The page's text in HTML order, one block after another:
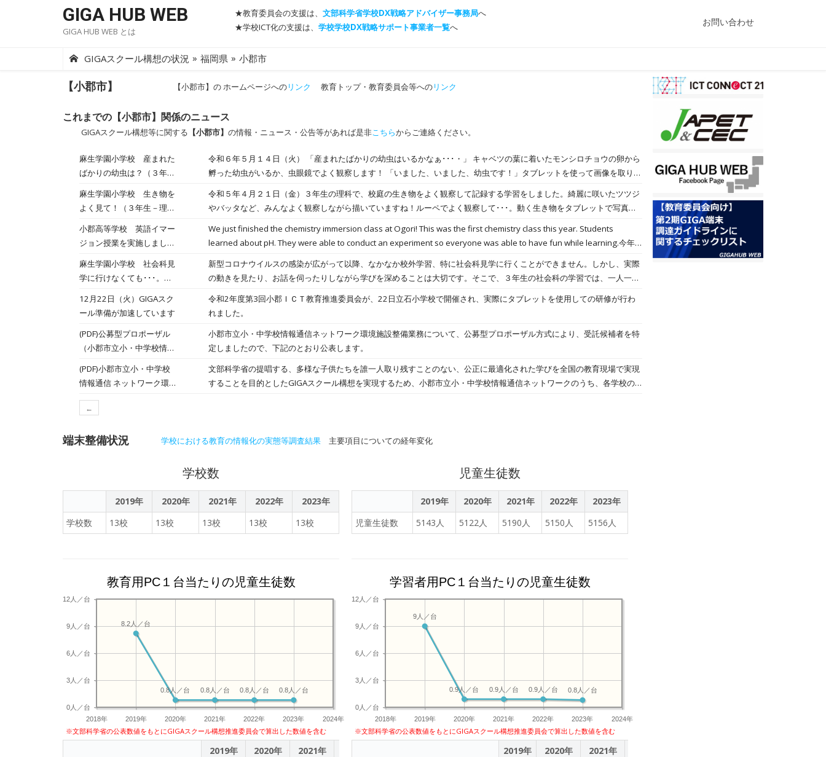
GIGA HUB WEB
GIGA HUB WEB とは
★教育委員会の支援は、 文部科学省学校DX戦略アドバイザー事務局へ
★学校ICT化の支援は、 学校学校DX戦略サポート事業者一覧へ お問い合わせ
GIGAスクール構想の状況 » 福岡県 » 小郡市
【小郡市】 【小郡市】の ホームページへのリンク 教育トップ・教育委員会等へのリンク
これまでの【小郡市】関係のニュース
GIGAスクール構想等に関する 【小郡市】 の情報・ニュース・公告等があれば是非こちらからご連絡ください。
麻生学園小学校 産まれた
ばかりの幼虫は？（３年生
令和６年５月１４日（火） 「産まれたばかりの幼虫はいるかなぁ･･･・」 キャベツの葉に着いたモンシロチョウの卵から
孵った幼虫がいるか、虫眼鏡でよく観察します！ 「いました、いました、幼虫です！」タブレットを使って画像を取り込
ね。これからも観察頑張ってくださいね！
麻生学園小学校 生き物を
よく見て！（３年生－理
令和５年４月２１日（金）３年生の理科で、校庭の生き物をよく観察して記録する学習をしました。綺麗に咲いたツツジ
やバッタなど、みんなよく観察しながら描いていますね！ルーペでよく観察して･･･。動く生き物をタブレットで写真を
小郡高等学校 英語イマー
ジョン授業を実施しました
chemistry class of
We just finished the chemistry immersion class at Ogori! This was the first chemistry class this year. Students
learned about pH. They were able to conduct an experiment so everyone was able to have fun while learning.今年
がら勉強することが出来ました！First, students talked about acids, neutrals, and bases and the graph that
categorizes chemical solutions. Then, using pH paper and tweezers, students checked the pH of all chemical
solutions on the table. There were 13 different solutions all together. 最初に、生徒は酸、中性、塩基、および化学溶
液を分類するグラフについて話しました。 次に、テーブルにあるすべての薬液の pH を、pH 紙とピンセットを使用して
確認しました。 全部で 13 種類も調べましたよ！After recording their findings on their worksheets, students tried to
remember the chemical formulas of each of the chemical solutions. After talking about the hydrogen ions and OH
ions and how the number of each can affect each solution, students checked the pH of different items we can see in
our daily lives.実験の結果分かったことをワークシートに記録した後、生徒たちはそれぞれの化学溶液の化学式を覚えま
した。 水素イオンと水酸化物イオンの数がそれぞれの溶液にどのように影響するかについて話し合い、日常生活で目にす
麻生学園小学校 社会科見
学に行けなくても･･･。
2022/10/7
新型コロナウイルスの感染が広がって以降、なかなか校外学習、特に社会科見学に行くことができません。しかし、実際
の動きを見たり、お話を伺ったりしながら学びを深めることは大切です。そこで、３年生の社会科の学習では、一人一人
ドで動画を静止したり繰り返してみたりしながら確かめることができていたようです。 個に応じたしっかりとした学び
ができていました。
12月22日（火）GIGAスク
ール準備が加速しています
令和2年度第3回小郡ＩＣＴ教育推進委員会が、22日立石小学校で開催され、実際にタブレットを使用しての研修が行わ
れました。
(PDF)公募型プロポーザル
（小郡市立小・中学校情報
整備業務）の審査結果につ
いて
小郡市立小・中学校情報通信ネットワーク環境施設整備業務について、公募型プロポーザル方式により、受託候補者を特
定しましたので、下記のとおり公表します。
(PDF)小郡市立小・中学校
情報通信 ネットワーク環境
ーザル募集要領
文部科学省の提唱する、多様な子供たちを誰一人取り残すことのない、公正に最適化された学びを全国の教育現場で実現
することを目的としたGIGAスクール構想を実現するため、小郡市立小・中学校情報通信ネットワークのうち、各学校の
←
端末整備状況 学校における教育の情報化の実態等調査結果 主要項目についての経年変化
学校数
2019年 2020年 2021年 2022年
2023年
学校数
13校 13校 13校 13校 13校
児童生徒数
2019年 2020年 2021年 2022年
2023年
児童生徒数
5143人 5122人 5190人 5150人 5156人
教育用PC１台当たりの児童生徒数
2018年 2019年 2020年 2021年 2022年 2023年 2024年
0人／台
3人／台
6人／台
9人／台
12人／台
0.8人／台
0.8人／台
0.8人／台
0.8人／台
8.2人／台
※文部科学省の公表数値をもとにGIGAスクール構想推進委員会で算出した数値を含む
2019年 2020年 2021年
学習者用PC１台当たりの児童生徒数
2018年 2019年 2020年 2021年 2022年 2023年 2024年
0人／台
3人／台
6人／台
9人／台
12人／台
0.8人／台
0.9人／台
0.9人／台
0.9人／台
9人／台
※文部科学省の公表数値をもとにGIGAスクール構想推進委員会で算出した数値を含む
2019年 2020年 2021年